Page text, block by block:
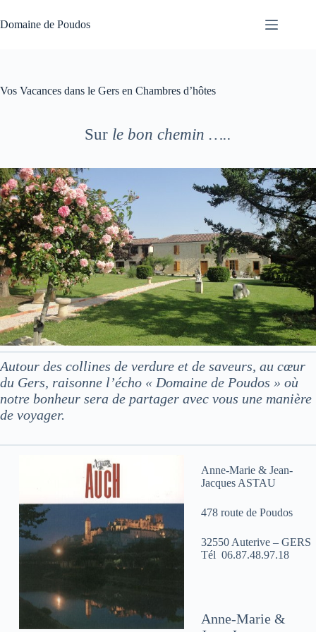
au
contenu
Domaine de Poudos
Vos Vacances dans le Gers en Chambres d’hôtes
Sur le bon chemin …..
Autour des collines de verdure et de saveurs, au cœur
du Gers, raisonne l’écho « Domaine de Poudos » où
notre bonheur sera de partager avec vous une manière
de voyager.
Anne-Marie & Jean-
Jacques ASTAU
478 route de Poudos
32550 Auterive – GERS
Tél 06.87.48.97.18
Anne-Marie &